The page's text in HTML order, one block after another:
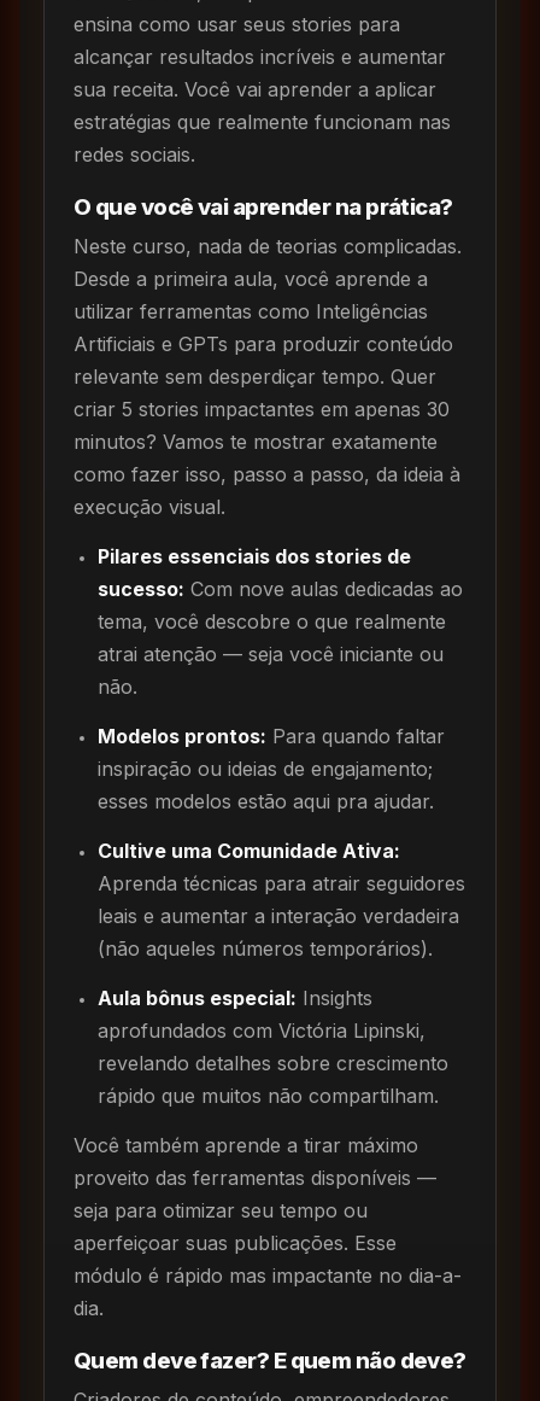
ensina como usar seus stories para
alcançar resultados incríveis e aumentar
sua receita. Você vai aprender a aplicar
estratégias que realmente funcionam nas
redes sociais.
O que você vai aprender na prática?
Neste curso, nada de teorias complicadas.
Desde a primeira aula, você aprende a
utilizar ferramentas como Inteligências
Artificiais e GPTs para produzir conteúdo
relevante sem desperdiçar tempo. Quer
criar 5 stories impactantes em apenas 30
minutos? Vamos te mostrar exatamente
como fazer isso, passo a passo, da ideia à
execução visual.
Pilares essenciais dos stories de
sucesso: Com nove aulas dedicadas ao
tema, você descobre o que realmente
atrai atenção — seja você iniciante ou
não.
Modelos prontos: Para quando faltar
inspiração ou ideias de engajamento;
esses modelos estão aqui pra ajudar.
Cultive uma Comunidade Ativa:
Aprenda técnicas para atrair seguidores
leais e aumentar a interação verdadeira
(não aqueles números temporários).
Aula bônus especial: Insights
aprofundados com Victória Lipinski,
revelando detalhes sobre crescimento
rápido que muitos não compartilham.
Você também aprende a tirar máximo
proveito das ferramentas disponíveis —
seja para otimizar seu tempo ou
aperfeiçoar suas publicações. Esse
módulo é rápido mas impactante no dia-a-
dia.
Quem deve fazer? E quem não deve?